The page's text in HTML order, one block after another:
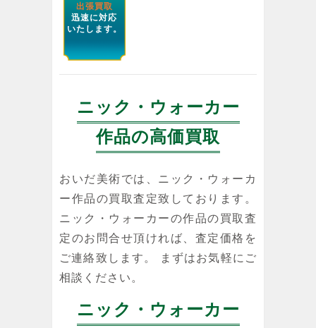
出張買取
迅速に対応
いたします。
ニック・ウォーカー
作品の高価買取
おいだ美術では、ニック・ウォーカ
ー作品の買取査定致しております。
ニック・ウォーカーの作品の買取査
定のお問合せ頂ければ、査定価格を
ご連絡致します。 まずはお気軽にご
相談ください。
ニック・ウォーカー